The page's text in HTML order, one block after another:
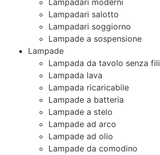
Lampadari moderni
Lampadari salotto
Lampadari soggiorno
Lampade a sospensione
Lampade
Lampada da tavolo senza fili
Lampada lava
Lampada ricaricabile
Lampade a batteria
Lampade a stelo
Lampade ad arco
Lampade ad olio
Lampade da comodino